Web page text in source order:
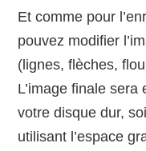
Et comme pour
pouvez modifier
(lignes, flèches,
L’image finale
votre disque dur,
utilisant l’espace